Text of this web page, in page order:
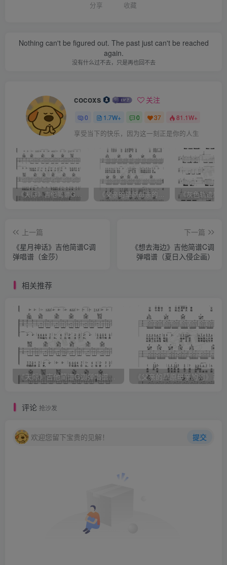
分享 收藏
Nothing can't be figured out. The past just can't be reached
again.
没有什么过不去，只是再也回不去
cocoxs 关注
0 1.7W+ 0 37 81.1W+
享受当下的快乐，因为这一刻正是你的人生
《天际》吉他简谱G调弹唱谱（姜玉阳） 《父亲的草原母亲的河》吉他简谱C调弹唱谱（腾格尔）
上一篇
《星月神话》吉他简谱C调
弹唱谱（金莎）
下一篇
《想去海边》吉他简谱C调
弹唱谱（夏日入侵企画）
相关推荐
《天际》吉他简谱G调弹唱谱（姜玉阳）
评论 抢沙发
欢迎您留下宝贵的见解！ 提交